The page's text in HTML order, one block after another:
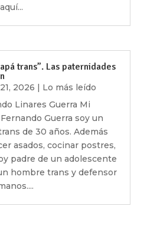
trans”. Las paternidades
2026
Lo más leído
Linares Guerra Mi
Guerra soy un
de 30 años. Además
asados, cocinar postres,
padre de un adolescente
hombre trans y defensor